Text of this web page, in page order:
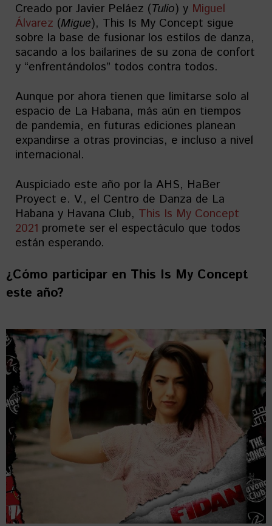
Creado por Javier Peláez (Tulio) y Miguel
Álvarez (Migue), This Is My Concept sigue
sobre la base de fusionar los estilos de danza,
sacando a los bailarines de su zona de confort
y “enfrentándolos” todos contra todos.
Aunque por ahora tienen que limitarse solo al
espacio de La Habana, más aún en tiempos
de pandemia, en futuras ediciones planean
expandirse a otras provincias, e incluso a nivel
internacional.
Auspiciado este año por la AHS, HaBer
Proyect e. V., el Centro de Danza de La
Habana y Havana Club, This Is My Concept
2021 promete ser el espectáculo que todos
están esperando.
¿Cómo participar en This Is My Concept
este año?